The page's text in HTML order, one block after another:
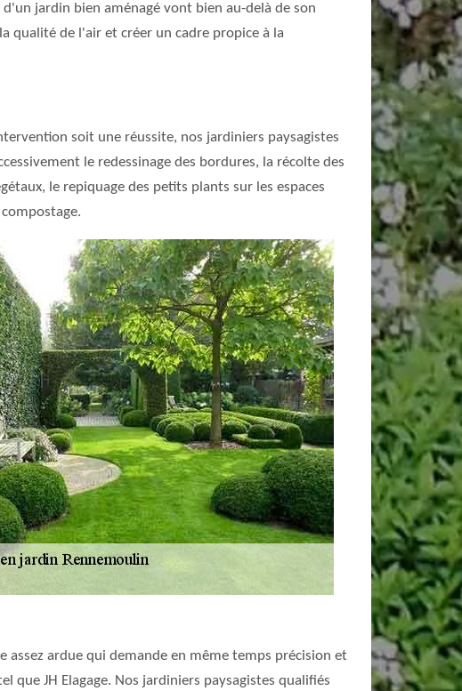
jardin bien aménagé vont bien au-delà de son
qualité de l'air et créer un cadre propice à la
soit une réussite, nos jardiniers paysagistes
le redessinage des bordures, la récolte des
le repiquage des petits plants sur les espaces
assez ardue qui demande en même temps précision et
que JH Elagage. Nos jardiniers paysagistes qualifiés